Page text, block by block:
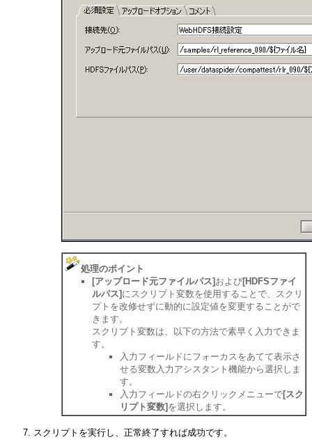
処理のポイント
[アップロード元ファイルパス] および[HDFSファイ
ルパス] にスクリプト変数を使用することで、スクリ
プトを改修せずに動的に設定値を変更することがで
きます。
スクリプト変数は、以下の方法で素早く入力できま
す。
入力フィールドにフォーカスをあてて表示さ
せる変数入力アシスタント機能から選択しま
す。
入力フィールドの右クリックメニューで[スク
リプト変数] を選択します。
スクリプトを実行し、正常終了すれば成功です。